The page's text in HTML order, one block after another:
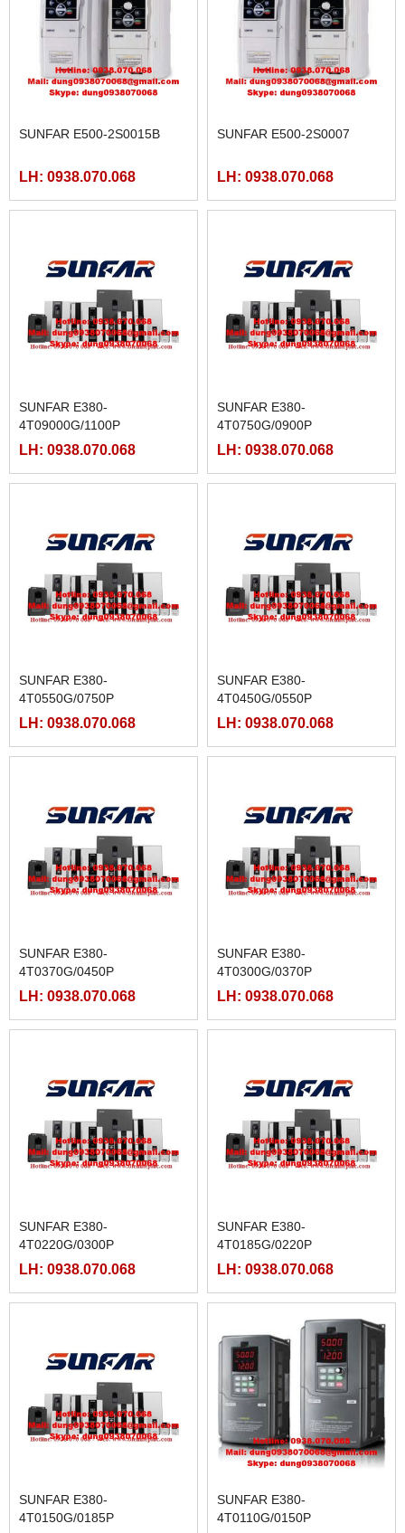
SUNFAR E500-2S0015B
LH: 0938.070.068
SUNFAR E500-2S0007
LH: 0938.070.068
SUNFAR E380-
4T09000G/1100P
LH: 0938.070.068
SUNFAR E380-
4T0750G/0900P
LH: 0938.070.068
SUNFAR E380-
4T0550G/0750P
LH: 0938.070.068
SUNFAR E380-
4T0450G/0550P
LH: 0938.070.068
SUNFAR E380-
4T0370G/0450P
LH: 0938.070.068
SUNFAR E380-
4T0300G/0370P
LH: 0938.070.068
SUNFAR E380-
4T0220G/0300P
LH: 0938.070.068
SUNFAR E380-
4T0185G/0220P
LH: 0938.070.068
SUNFAR E380-
4T0150G/0185P
SUNFAR E380-
4T0110G/0150P